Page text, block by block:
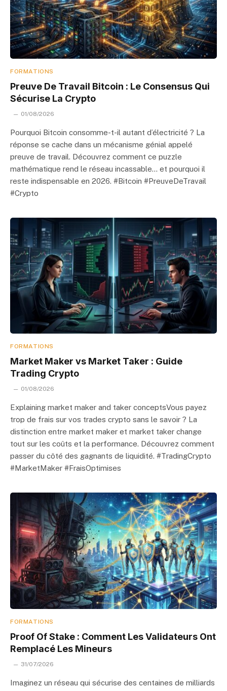
FORMATIONS
Preuve De Travail Bitcoin : Le Consensus Qui
Sécurise La Crypto
01/08/2026
Pourquoi Bitcoin consomme-t-il autant d’électricité ? La
réponse se cache dans un mécanisme génial appelé
preuve de travail. Découvrez comment ce puzzle
mathématique rend le réseau incassable… et pourquoi il
reste indispensable en 2026. #Bitcoin #PreuveDeTravail
#Crypto
FORMATIONS
Market Maker vs Market Taker : Guide
Trading Crypto
01/08/2026
Explaining market maker and taker conceptsVous payez
trop de frais sur vos trades crypto sans le savoir ? La
distinction entre market maker et market taker change
tout sur les coûts et la performance. Découvrez comment
passer du côté des gagnants de liquidité. #TradingCrypto
#MarketMaker #FraisOptimises
FORMATIONS
Proof Of Stake : Comment Les Validateurs Ont
Remplacé Les Mineurs
31/07/2026
Imaginez un réseau qui sécurise des centaines de milliards